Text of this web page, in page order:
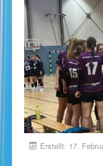
Erstellt: 17.